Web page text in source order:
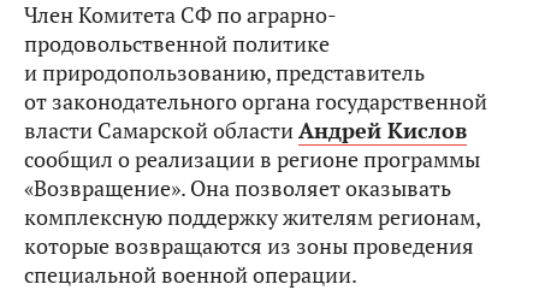
Член Комитета СФ по аграрно-
продовольственной политике
и природопользованию, представитель
от законодательного органа государственной
власти Самарской областиАндрей Кислов
сообщил о реализации в регионе программы
«Возвращение». Она позволяет оказывать
комплексную поддержку жителям регионам,
которые возвращаются из зоны проведения
специальной военной операции.